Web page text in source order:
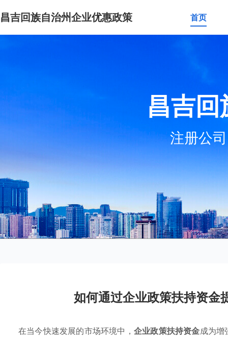
昌吉回族自治州企业优惠政策 首页
昌吉
注册公
如何通过企业政策扶持资金
在当今快速发展的市场环境中， 企业政策扶持资金成为增